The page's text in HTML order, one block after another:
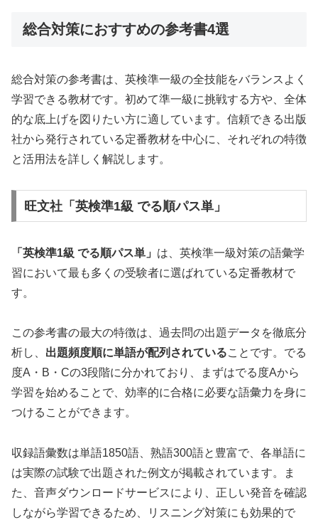
総合対策におすすめの参考書4選
総合対策の参考書は、英検準一級の全技能をバランスよく
学習できる教材です。初めて準一級に挑戦する方や、全体
的な底上げを図りたい方に適しています。信頼できる出版
社から発行されている定番教材を中心に、それぞれの特徴
と活用法を詳しく解説します。
旺文社「英検準1級 でる順パス単」
「英検準1級 でる順パス単」 は、英検準一級対策の語彙学
習において最も多くの受験者に選ばれている定番教材で
す。
この参考書の最大の特徴は、過去問の出題データを徹底分
析し、 出題頻度順に単語が配列されていることです。でる
度A・B・Cの3段階に分かれており、まずはでる度Aから
学習を始めることで、効率的に合格に必要な語彙力を身に
つけることができます。
収録語彙数は単語1850語、熟語300語と豊富で、各単語に
は実際の試験で出題された例文が掲載されています。ま
た、音声ダウンロードサービスにより、正しい発音を確認
しながら学習できるため、リスニング対策にも効果的で